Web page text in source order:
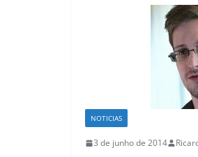
NOTICIAS
3 de junho de 2014